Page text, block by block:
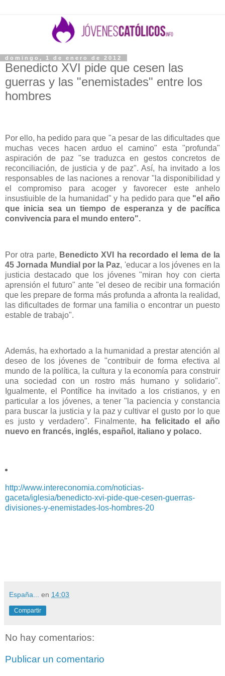
domingo, 1 de enero de 2012
Benedicto XVI pide que cesen las
guerras y las "enemistades" entre los
hombres
Por ello, ha pedido para que "a pesar de las dificultades que
muchas veces hacen arduo el camino" esta "profunda"
aspiración de paz "se traduzca en gestos concretos de
reconciliación, de justicia y de paz". Así, ha invitado a los
responsables de las naciones a renovar "la disponibilidad y
el compromiso para acoger y favorecer este anhelo
insustiuible de la humanidad" y ha pedido para que"el año
que inicia sea un tiempo de esperanza y de pacífica
convivencia para el mundo entero".
Por otra parte, Benedicto XVI ha recordado el lema de la
45 Jornada Mundial por la Paz, 'educar a los jóvenes en la
justicia destacado que los jóvenes "miran hoy con cierta
aprensión el futuro" ante "el deseo de recibir una formación
que les prepare de forma más profunda a afronta la realidad,
las dificultades de formar una familia o encontrar un puesto
estable de trabajo".
Además, ha exhortado a la humanidad a prestar atención al
deseo de los jóvenes de "contribuir de forma efectiva al
mundo de la política, la cultura y la economía para construir
una sociedad con un rostro más humano y solidario".
Igualmente, el Pontífice ha invitado a los cristianos, y en
particular a los jóvenes, a tener "la paciencia y constancia
para buscar la justicia y la paz y cultivar el gusto por lo que
es justo y verdadero". Finalmente, ha felicitado el año
nuevo en francés, inglés, español, italiano y polaco.
http://www.intereconomia.com/noticias-
gaceta/iglesia/benedicto-xvi-pide-que-cesen-guerras-
divisiones-y-enemistades-los-hombres-20
España... en 14:03
Compartir
No hay comentarios:
Publicar un comentario